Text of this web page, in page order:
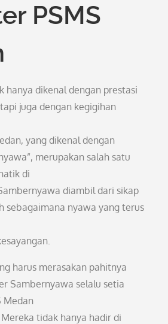
PSMS
hanya dikenal dengan prestasi
juga dengan kegigihan
yang dikenal dengan
merupakan salah satu
di
diambil dari sikap
sebagaimana nyawa yang terus
harus merasakan pahitnya
Sambernyawa selalu setia
Medan
tidak hanya hadir di